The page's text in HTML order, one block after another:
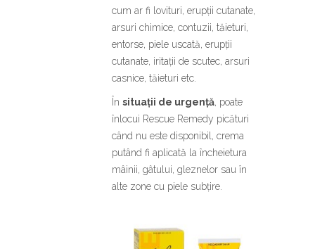
cum ar fi lovituri, erupții cutanate,
arsuri chimice, contuzii, tăieturi,
entorse, piele uscată, erupții
cutanate, iritații de scutec, arsuri
casnice, tăieturi etc.
În situații de urgență , poate
înlocui Rescue Remedy picături
când nu este disponibil, crema
putând fi aplicată la încheietura
mâinii, gâtului, gleznelor sau în
alte zone cu piele subțire.